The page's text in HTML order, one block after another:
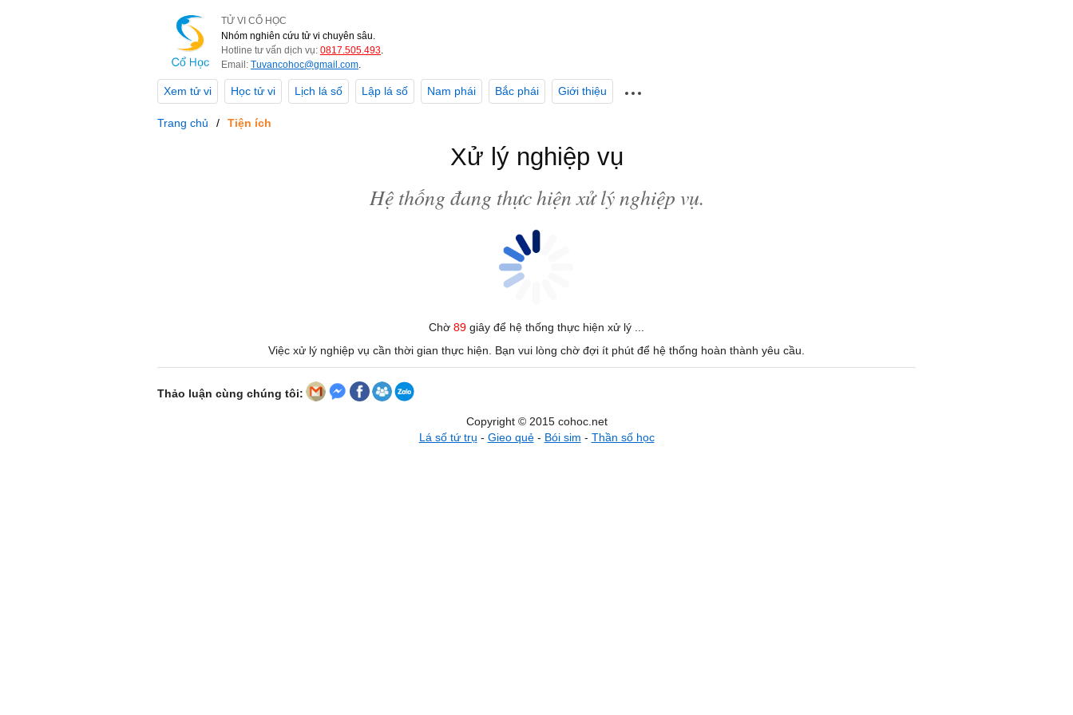
TỬ VI CỔ HỌC
Nhóm nghiên cứu tử vi chuyên sâu.
Hotline tư vấn dịch vụ: 0817.505.493.
Email: Tuvancohoc@gmail.com.
Xem tử vi Học tử vi Lịch lá số Lập lá số Nam phái Bắc phái Giới thiệu
Trang chủ Tiện ích
Xử lý nghiệp vụ
Hệ thống đang thực hiện xử lý nghiệp vụ.
Chờ 89 giây để hệ thống thực hiện xử lý ...
Việc xử lý nghiệp vụ cần thời gian thực hiện. Bạn vui lòng chờ đợi ít phút để hệ thống hoàn thành yêu cầu.
Thảo luận cùng chúng tôi:
Copyright © 2015 cohoc.net
Lá số tứ trụ - Gieo quẻ- Bói sim - Thần số học